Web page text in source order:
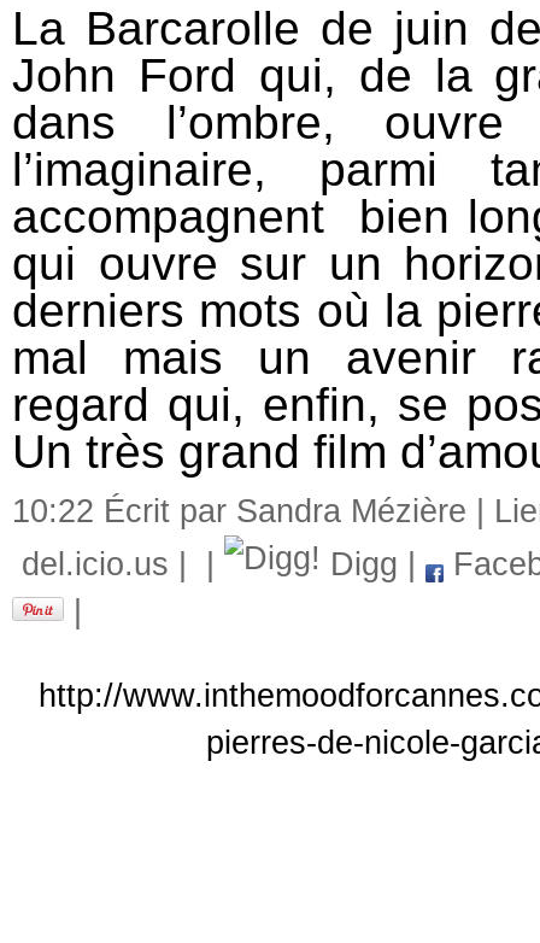
La Barcarolle de juin
John Ford qui, de la
dans l’ombre,
l’imaginaire, parmi
accompagnent bien
qui ouvre sur un
derniers mots où la
mal mais un avenir
regard qui, enfin, se
Un très grand film
10:22 Écrit par Sandra Mézière |
del.icio.us
Digg
http://
pierres-de-nicole-